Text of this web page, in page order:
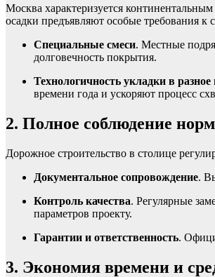
Москва характеризуется
осадки предъявляют особые требования к
Специальные смеси. Местные
долговечность покрытия.
Технологичность укладки в разное
времени года и ускоряют процесс
2. Полное соблюдение
Дорожное строительство в столице
Документальное сопровождение.
Контроль качества. Регулярные
параметров проекту.
Гарантии и ответственность.
3. Экономия времени и